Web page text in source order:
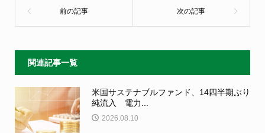
関連記事一覧
米国サステナブルファンド、14四半期ぶり
純流入 電力...
2026.08.10